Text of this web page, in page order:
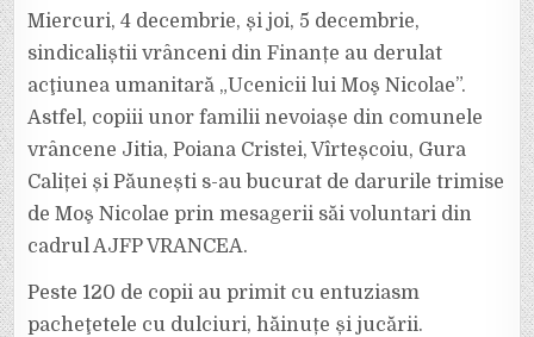
DERULAT
ACŢIUNEA
UMANITARĂ
„UCENICII
MOŞ
Miercuri, 4 decembrie, și joi, 5 decembrie,
sindicaliștii vrânceni din Finanțe au derulat
acţiunea umanitară „Ucenicii lui Moş Nicolae”.
Astfel, copiii unor familii nevoiașe din comunele
vrâncene Jitia, Poiana Cristei, Vîrteșcoiu, Gura
Caliței și Păunești s-au bucurat de darurile trimise
de Moş Nicolae prin mesagerii săi voluntari din
cadrul AJFP VRANCEA.
Peste 120 de copii au primit cu entuziasm
pacheţetele cu dulciuri, hăinuțe și jucării.